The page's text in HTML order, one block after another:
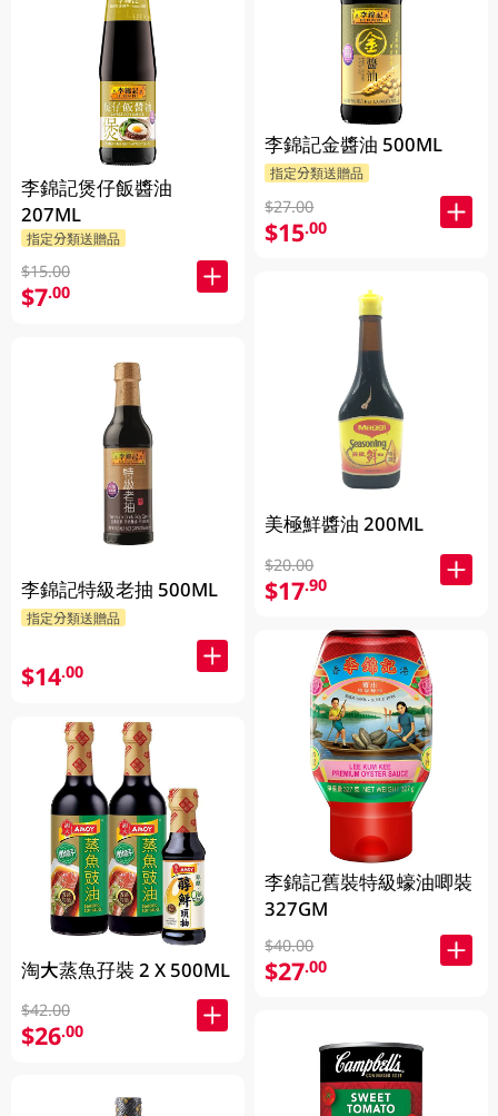
李錦記煲仔飯醬油
207ML
指定分類送贈品
$15.00
$7.00
李錦記特級老抽 500ML
指定分類送贈品
$14.00
淘大蒸魚孖裝 2 X 500ML
$42.00
$26.00
李錦記金醬油 500ML
指定分類送贈品
$27.00
$15.00
美極鮮醬油 200ML
$20.00
$17.90
李錦記舊裝特級蠔油唧裝
327GM
$40.00
$27.00